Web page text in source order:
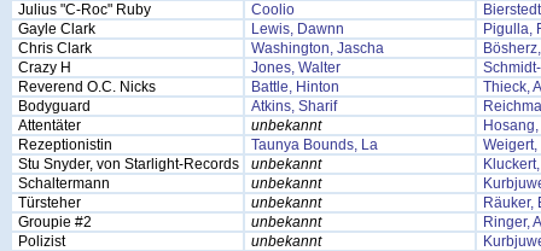
Julius "C-Roc" Ruby
Coolio
Gayle Clark
Lewis, Dawnn
Pigulla,
Chris Clark
Washington, Jascha
Crazy H
Jones, Walter
Reverend O.C. Nicks
Battle, Hinton
Thieck,
Bodyguard
Atkins, Sharif
Attentäter
unbekannt
Rezeptionistin
Taunya Bounds, La
Stu Snyder, von Starlight-Records
unbekannt
Schaltermann
unbekannt
Türsteher
unbekannt
Räuker,
Groupie #2
unbekannt
Ringer,
Polizist
unbekannt